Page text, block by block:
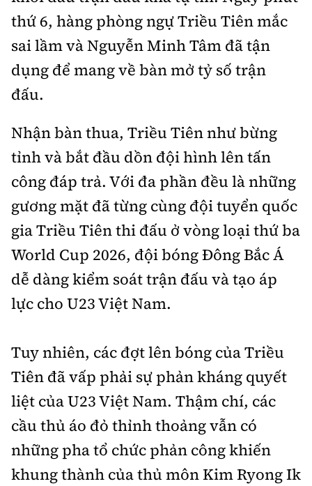
Tổng biên tập: Nguyễn Thị Hồng Nga
Phó Tổng biên tập:
Nguyễn Sơn Tùng,
Nguyễn Đức Thắng, La Đức Hùng
Hotline:
0901 514 799
Quảng cáo và Phát hành:
Cấm sao chép dưới mọi hình thức nếu không có sự
chấp thuận bằng văn bản.
Thông tin tòa
soạn
thứ 6, hàng phòng ngự Triều Tiên mắc
sai lầm và Nguyễn Minh Tâm đã tận
dụng để mang về bàn mở tỷ số trận
đấu.
Nhận bàn thua, Triều Tiên như bừng
tỉnh và bắt đầu dồn đội hình lên tấn
công đáp trả. Với đa phần đều là những
gương mặt đã từng cùng đội tuyển quốc
gia Triều Tiên thi đấu ở vòng loại thứ ba
World Cup 2026, đội bóng Đông Bắc Á
dễ dàng kiểm soát trận đấu và tạo áp
lực cho U23 Việt Nam.
Tuy nhiên, các đợt lên bóng của Triều
Tiên đã vấp phải sự phản kháng quyết
liệt của U23 Việt Nam. Thậm chí, các
cầu thủ áo đỏ thỉnh thoảng vẫn có
những pha tổ chức phản công khiến
khung thành của thủ môn Kim Ryong Ik